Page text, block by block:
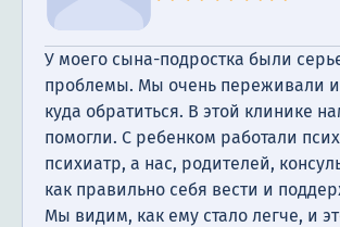
У моего сына-подростка были
проблемы. Мы очень переживали и
куда обратиться. В этой клинике
помогли. С ребенком работали
психиатр, а нас, родителей,
как правильно себя вести и
Мы видим, как ему стало легче, и